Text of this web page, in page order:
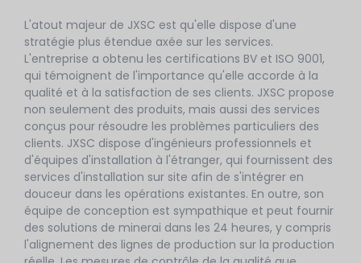
L'atout majeur de JXSC est qu'elle dispose d'une
stratégie plus étendue axée sur les services.
L'entreprise a obtenu les certifications BV et ISO 9001,
qui témoignent de l'importance qu'elle accorde à la
qualité et à la satisfaction de ses clients. JXSC propose
non seulement des produits, mais aussi des services
conçus pour résoudre les problèmes particuliers des
clients. JXSC dispose d'ingénieurs professionnels et
d'équipes d'installation à l'étranger, qui fournissent des
services d'installation sur site afin de s'intégrer en
douceur dans les opérations existantes. En outre, son
équipe de conception est sympathique et peut fournir
des solutions de minerai dans les 24 heures, y compris
l'alignement des lignes de production sur la production